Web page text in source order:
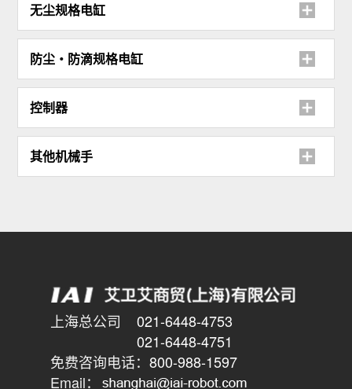
无尘规格电缸
防尘・防滴规格电缸
控制器
其他机械手
上海总公司 021-6448-4753
021-6448-4751
免费咨询电话： 800-988-1597
Email：